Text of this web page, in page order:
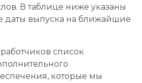
В таблице ниже указаны
даты выпуска на ближайшие
список
которые мы